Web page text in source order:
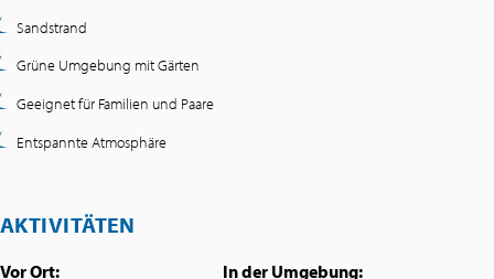
Sandstrand
Grüne Umgebung mit Gärten
Geeignet für Familien und Paare
Entspannte Atmosphäre
AKTIVITÄTEN
Vor Ort: In der Umgebung: